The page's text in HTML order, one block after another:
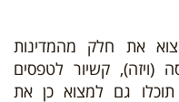
את חלק מהמדינות
(ויזה), קשיור לטפסים
תוכלו גם למצוא כן את